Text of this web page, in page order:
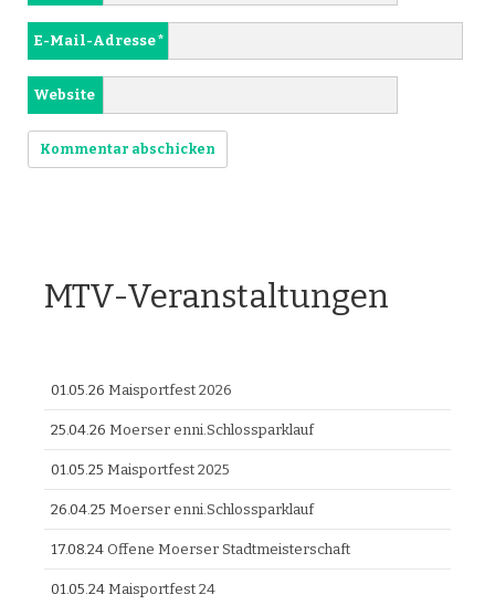
E-Mail-Adresse*
Website
MTV-Veranstaltungen
01.05.26 Maisportfest 2026
25.04.26 Moerser enni.Schlossparklauf
01.05.25 Maisportfest 2025
26.04.25 Moerser enni.Schlossparklauf
17.08.24 Offene Moerser Stadtmeisterschaft
01.05.24 Maisportfest 24